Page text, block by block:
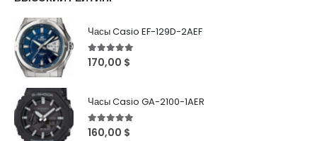
Часы Casio EF-129D-2AEF
5out of 5
170,00 $
Часы Casio GA-2100-1AER
5out of 5
160,00 $